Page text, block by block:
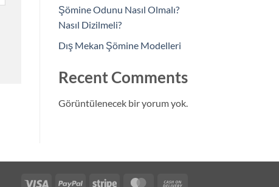
Şömine Odunu Nasıl Olmalı?
Nasıl Dizilmeli?
Dış Mekan Şömine Modelleri
Recent Comments
Görüntülenecek bir yorum yok.
Visa PayPal Stripe MasterCard